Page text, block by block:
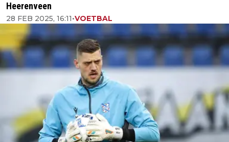
Heerenveen
28 FEB 2025, 16:11•VOETBAL